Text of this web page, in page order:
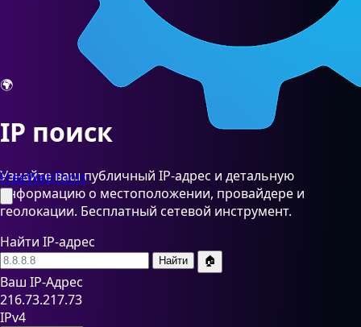
FreeWebTools
🌍
IP поиск
Узнайте ваш публичный IP-адрес и детальную
информацию о местоположении, провайдере и
геолокации. Бесплатный сетевой инструмент.
Найти IP-адрес
Найти 🏠
Ваш IP-Адрес
216.73.217.73
IPv4